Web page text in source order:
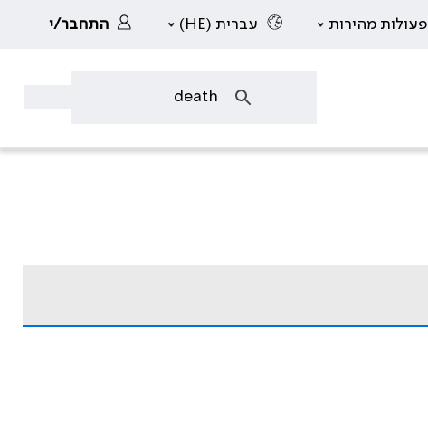
פעולות מהירות עברית (HE) התחבר/י